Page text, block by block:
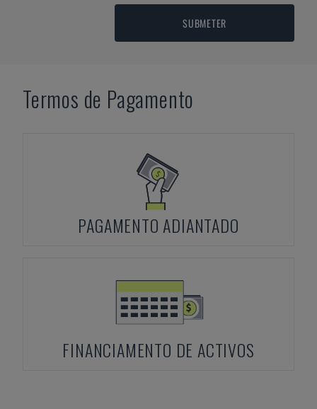
SUBMETER
Termos de Pagamento
PAGAMENTO ADIANTADO
FINANCIAMENTO DE ACTIVOS